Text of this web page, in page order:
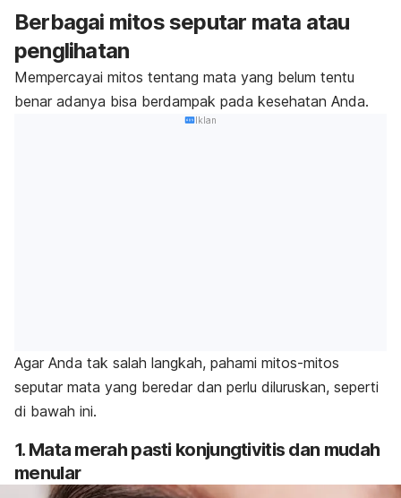
Berbagai mitos seputar mata atau
penglihatan
Mempercayai mitos tentang mata yang belum tentu
benar adanya bisa berdampak pada kesehatan Anda.
Iklan
Agar Anda tak salah langkah, pahami mitos-mitos
seputar mata yang beredar dan perlu diluruskan, seperti
di bawah ini.
1. Mata merah pasti konjungtivitis dan mudah
menular